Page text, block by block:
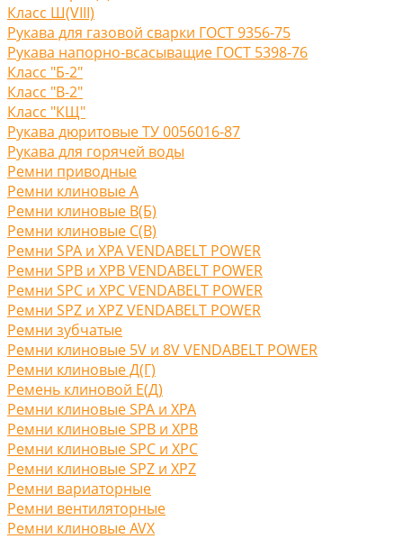
Класс Ш(VIII)
Рукава для газовой сварки ГОСТ 9356-75
Рукава напорно-всасыващие ГОСТ 5398-76
Класс "Б-2"
Класс "В-2"
Класс "КЩ"
Рукава дюритовые ТУ 0056016-87
Рукава для горячей воды
Ремни приводные
Ремни клиновые A
Ремни клиновые В(Б)
Ремни клиновые С(B)
Ремни SPA и XPA VENDABELT POWER
Ремни SPB и XPB VENDABELT POWER
Ремни SPC и XPC VENDABELT POWER
Ремни SPZ и XPZ VENDABELT POWER
Ремни зубчатые
Ремни клиновые 5V и 8V VENDABELT POWER
Ремни клиновые Д(Г)
Ремень клиновой Е(Д)
Ремни клиновые SPA и XPA
Ремни клиновые SPB и XPB
Ремни клиновые SPC и XPC
Ремни клиновые SPZ и XPZ
Ремни вариаторные
Ремни вентиляторные
Ремни клиновые AVX